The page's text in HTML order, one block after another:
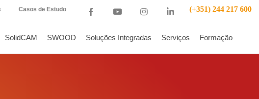
Casos de Estudo (+351) 244 217 600
SolidCAM SWOOD Soluções Integradas Serviços Formação